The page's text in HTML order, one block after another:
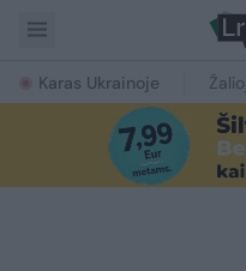
Karas Ukrainoje